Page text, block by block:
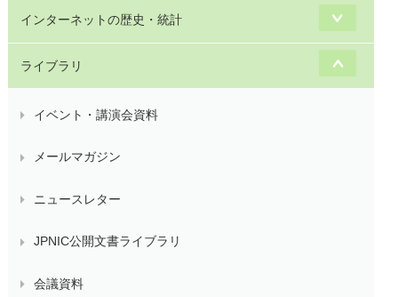
インターネットの歴史・統計
ライブラリ
イベント・講演会資料
メールマガジン
ニュースレター
JPNIC公開文書ライブラリ
会議資料